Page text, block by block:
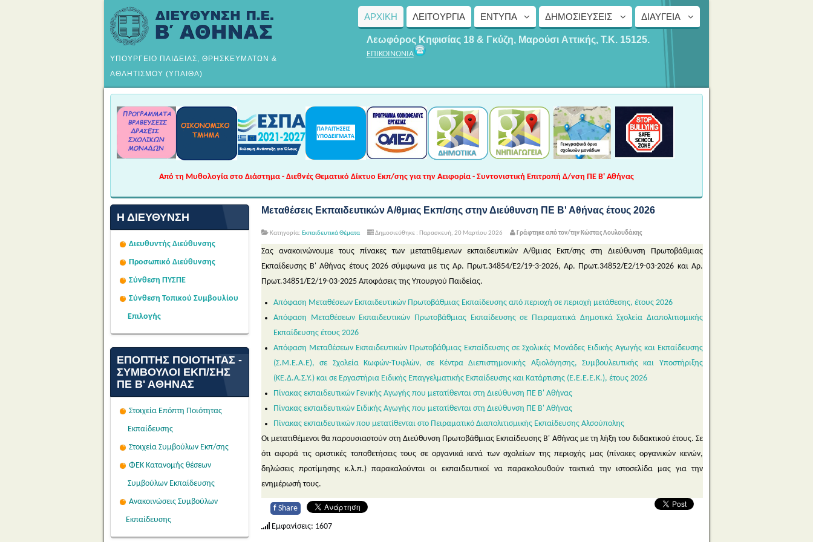
ΥΠΟΥΡΓΕΙΟ ΠΑΙΔΕΙΑΣ, ΘΡΗΣΚΕΥΜΑΤΩΝ &
ΑΘΛΗΤΙΣΜΟΥ (ΥΠΑΙΘΑ)
ΑΡΧΙΚΗ ΛΕΙΤΟΥΡΓΊΑ ΈΝΤΥΠΑ ΔΗΜΟΣΙΕΎΣΕΙΣ ΔΙΑΎΓΕΙΑ
Λεωφόρος Κηφισίας 18 & Γκύζη, Μαρούσι Αττικής, Τ.Κ. 15125.
ΕΠΙΚΟΙΝΩΝΙΑ
Από τη Μυθολογία στο Διάστημα - Διεθνές Θεματικό Δίκτυο Εκπ/σης για την Αειφορία - Συντονιστική Επιτροπή Δ/νση ΠΕ Β' Αθήνας
Η ΔΙΕΎΘΥΝΣΗ
Διευθυντής Διεύθυνσης
Προσωπικό Διεύθυνσης
Σύνθεση ΠΥΣΠΕ
Σύνθεση Τοπικού Συμβουλίου
Επιλογής
ΕΠΌΠΤΗΣ ΠΟΙΌΤΗΤΑΣ -
ΣΎΜΒΟΥΛΟΙ ΕΚΠ/ΣΗΣ
ΠΕ Β' ΑΘΉΝΑΣ
Στοιχεία Επόπτη Ποιότητας
Εκπαίδευσης
Στοιχεία Συμβούλων Εκπ/σης
ΦΕΚ Κατανομής θέσεων
Συμβούλων Εκπαίδευσης
Ανακοινώσεις Συμβούλων
Εκπαίδευσης
Μεταθέσεις Eκπαιδευτικών Α/θμιας Εκπ/σης στην Διεύθυνση ΠΕ Β' Αθήνας έτους 2026
Κατηγορία: Εκπαιδευτικά Θέματα Δημοσιεύθηκε : Παρασκευή, 20 Μαρτίου 2026 Γράφτηκε από τον/την Κώστας Λουλουδάκης
Σας ανακοινώνουμε τους πίνακες των μετατιθέμενων εκπαιδευτικών Α/θμιας Εκπ/σης στη Διεύθυνση Πρωτοβάθμιας
Εκπαίδευσης Β' Αθήνας έτους 2026 σύμφωνα με τις Αρ. Πρωτ.34854/Ε2/19-3-2026, Αρ. Πρωτ.34852/E2/19-03-2026 και Αρ.
Πρωτ.34851/Ε2/19-03-2025 Αποφάσεις της Υπουργού Παιδείας.
Απόφαση Μεταθέσεων Εκπαιδευτικών Πρωτοβάθμιας Εκπαίδευσης από περιοχή σε περιοχή μετάθεσης, έτους 2026
Απόφαση Μεταθέσεων Εκπαιδευτικών Πρωτοβάθμιας Εκπαίδευσης σε Πειραματικά Δημοτικά Σχολεία Διαπολιτισμικής
Εκπαίδευσης έτους 2026
Απόφαση Μεταθέσεων Εκπαιδευτικών Πρωτοβάθμιας Εκπαίδευσης σε Σχολικές Μονάδες Ειδικής Αγωγής και Εκπαίδευσης
(Σ.Μ.Ε.Α.Ε), σε Σχολεία Κωφών-Τυφλών, σε Κέντρα Διεπιστημονικής Αξιολόγησης, Συμβουλευτικής και Υποστήριξης
(ΚΕ.Δ.Α.Σ.Υ.) και σε Εργαστήρια Ειδικής Επαγγελματικής Εκπαίδευσης και Κατάρτισης (Ε.Ε.Ε.Ε.Κ.), έτους 2026
Πίνακας εκπαιδευτικών Γενικής Αγωγής που μετατίθενται στη Διεύθυνση ΠΕ Β' Αθήνας
Πίνακας εκπαιδευτικών Ειδικής Αγωγής που μετατίθενται στη Διεύθυνση ΠΕ Β' Αθήνας
Πίνακας εκπαιδευτικών που μετατίθενται στο Πειραματικό Διαπολιτισμικής Εκπαίδευσης Αλσούπολης
Οι μετατιθέμενοι θα παρουσιαστούν στη Διεύθυνση Πρωτοβάθμιας Εκπαίδευσης Β' Αθήνας με τη λήξη του διδακτικού έτους. Σε
ότι αφορά τις οριστικές τοποθετήσεις τους σε οργανικά κενά των σχολείων της περιοχής μας (πίνακες οργανικών κενών,
δηλώσεις προτίμησης κ.λ.π.) παρακαλούνται οι εκπαιδευτικοί να παρακολουθούν τακτικά την ιστοσελίδα μας για την
ενημέρωσή τους.
f Share
Εμφανίσεις: 1607